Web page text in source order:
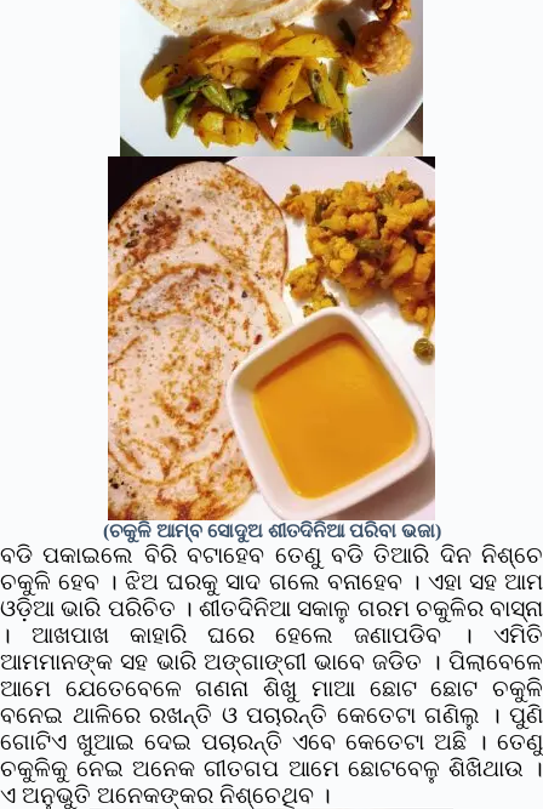
(ଚକୁଳି ଆମ୍ବ ସୋଦୁଅ ଶୀତଦିନିଆ ପରିବା ଭଜା)
ବଡି ପକାଇଲେ ବିରି ବଟାହେବ ତେଣୁ ବଡି ତିଆରି ଦିନ ନିଶ୍ଚେ
ଚକୁଳି ହେବ । ଝିଅ ଘରକୁ ସାଦ ଗଲେ ବନାହେବ । ଏହା ସହ ଆମ
ଓଡ଼ିଆ ଭାରି ପରିଚିତ । ଶୀତଦିନିଆ ସକାଳୁ ଗରମ ଚକୁଳିର ବାସ୍ନା
। ଆଖପାଖ କାହାରି ଘରେ ହେଲେ ଜଣାପଡିବ । ଏମିତି
ଆମମାନଙ୍କ ସହ ଭାରି ଅଙ୍ଗାଙ୍ଗୀ ଭାବେ ଜଡିତ । ପିଲାବେଳେ
ଆମେ ଯେତେବେଳେ ଗଣନା ଶିଖୁ ମାଆ ଛୋଟ ଛୋଟ ଚକୁଳି
ବନେଇ ଥାଳିରେ ରଖନ୍ତି ଓ ପଚାରନ୍ତି କେତେଟା ଗଣିଲୁ । ପୁଣି
ଗୋଟିଏ ଖୁଆଇ ଦେଇ ପଚାରନ୍ତି ଏବେ କେତେଟା ଅଛି । ତେଣୁ
ଚକୁଳିକୁ ନେଇ ଅନେକ ଗୀତଗପ ଆମେ ଛୋଟବେଳୁ ଶିଖିଥାଉ ।
ଏ ଅନୁଭୁତି ଅନେକଙ୍କର ନିଶ୍ଚେଥିବ ।